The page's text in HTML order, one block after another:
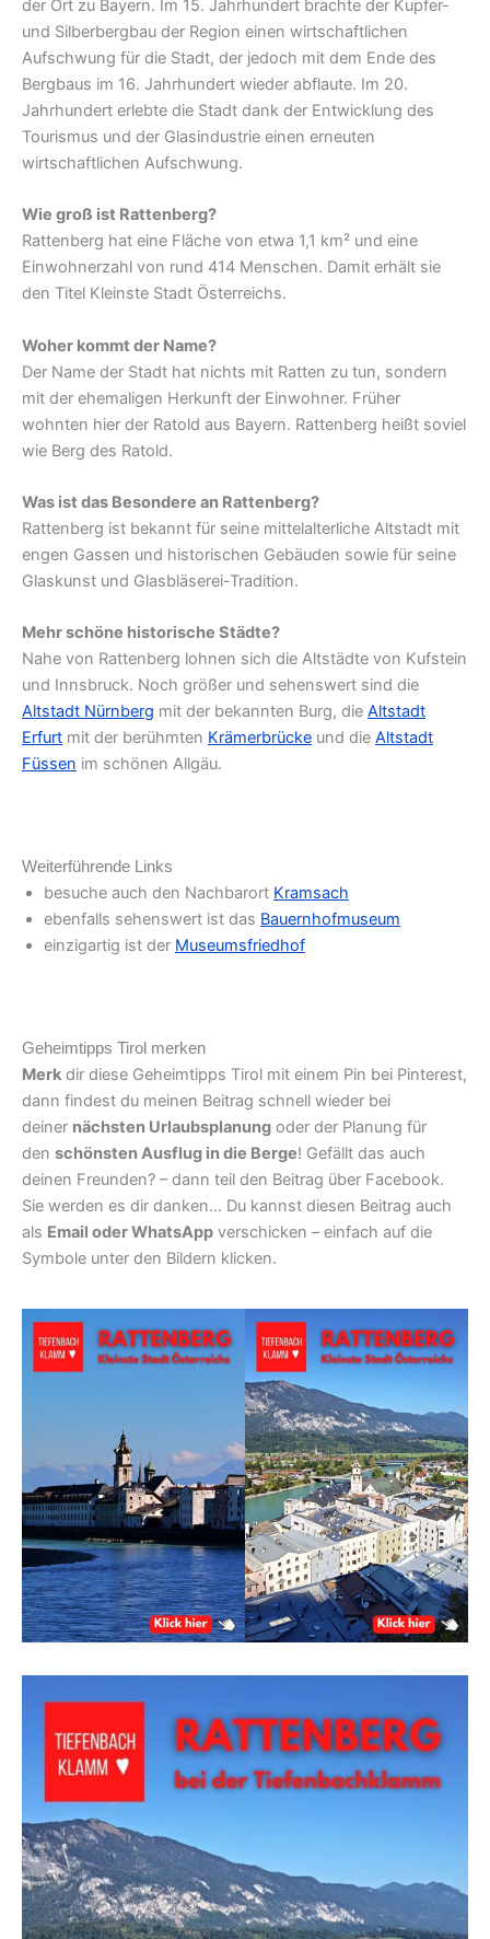
der Ort zu Bayern. Im 15. Jahrhundert brachte der Kupfer-
und Silberbergbau der Region einen wirtschaftlichen
Aufschwung für die Stadt, der jedoch mit dem Ende des
Bergbaus im 16. Jahrhundert wieder abflaute. Im 20.
Jahrhundert erlebte die Stadt dank der Entwicklung des
Tourismus und der Glasindustrie einen erneuten
wirtschaftlichen Aufschwung.
Wie groß ist Rattenberg?
Rattenberg hat eine Fläche von etwa 1,1 km² und eine
Einwohnerzahl von rund 414 Menschen. Damit erhält sie
den Titel Kleinste Stadt Österreichs.
Woher kommt der Name?
Der Name der Stadt hat nichts mit Ratten zu tun, sondern
mit der ehemaligen Herkunft der Einwohner. Früher
wohnten hier der Ratold aus Bayern. Rattenberg heißt soviel
wie Berg des Ratold.
Was ist das Besondere an Rattenberg?
Rattenberg ist bekannt für seine mittelalterliche Altstadt mit
engen Gassen und historischen Gebäuden sowie für seine
Glaskunst und Glasbläserei-Tradition.
Mehr schöne historische Städte?
Nahe von Rattenberg lohnen sich die Altstädte von Kufstein
und Innsbruck. Noch größer und sehenswert sind die
Altstadt Nürnberg mit der bekannten Burg, die Altstadt
Erfurt mit der berühmten Krämerbrücke und die Altstadt
Füssen im schönen Allgäu.
Weiterführende Links
besuche auch den Nachbarort Kramsach
ebenfalls sehenswert ist das Bauernhofmuseum
einzigartig ist der Museumsfriedhof
Geheimtipps Tirol merken
Merk dir diese Geheimtipps Tirol mit einem Pin bei Pinterest,
dann findest du meinen Beitrag schnell wieder bei
deiner nächsten Urlaubsplanung oder der Planung für
den schönsten Ausflug in die Berge! Gefällt das auch
deinen Freunden? – dann teil den Beitrag über Facebook.
Sie werden es dir danken… Du kannst diesen Beitrag auch
als Email oder WhatsApp verschicken – einfach auf die
Symbole unter den Bildern klicken.